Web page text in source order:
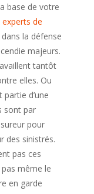
base de votre
experts de
la défense
majeurs.
tantôt
elles. Ou
d’une
sont par
pour
des sinistrés.
pas ces
même le
en garde